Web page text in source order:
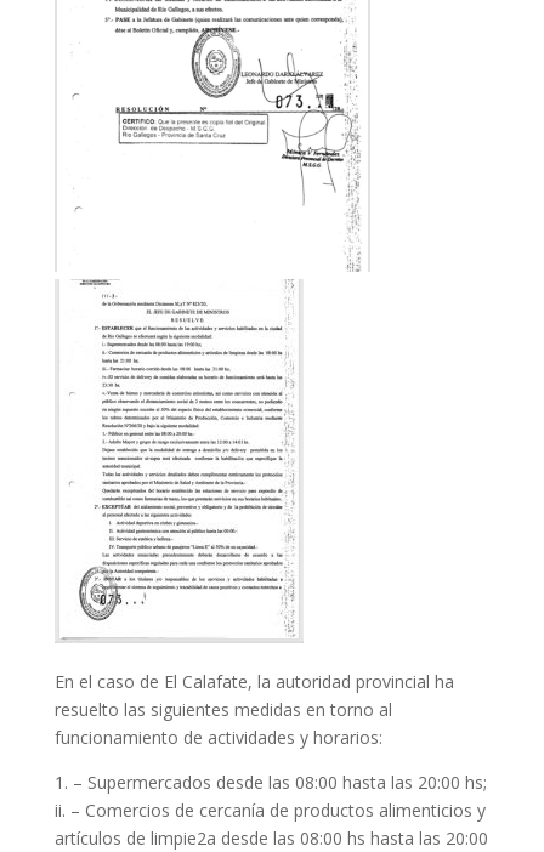
En el caso de El Calafate, la autoridad provincial ha
resuelto las siguientes medidas en torno al
funcionamiento de actividades y horarios:
1. – Supermercados desde las 08:00 hasta las 20:00 hs;
ii. – Comercios de cercanía de productos alimenticios y
artículos de limpie2a desde las 08:00 hs hasta las 20:00